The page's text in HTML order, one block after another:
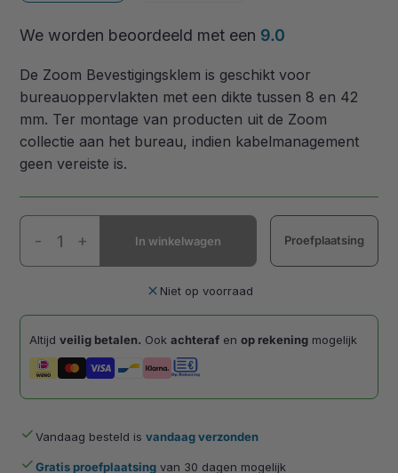
We worden beoordeeld met een 9.0
De Zoom Bevestigingsklem is geschikt voor
bureauoppervlakten met een dikte tussen 8 en 42
mm. Ter montage van producten uit de Zoom
collectie aan het bureau, indien kabelmanagement
geen vereiste is.
Zoom
Bevestigingsklem
Zilver
- + In winkelwagen Proefplaatsing
close Niet op voorraad
Altijdveilig betalen. Ookachteraf enop rekening mogelijk
doneVandaag besteld isvandaag verzonden
doneGratis proefplaatsing van 30 dagen mogelijk